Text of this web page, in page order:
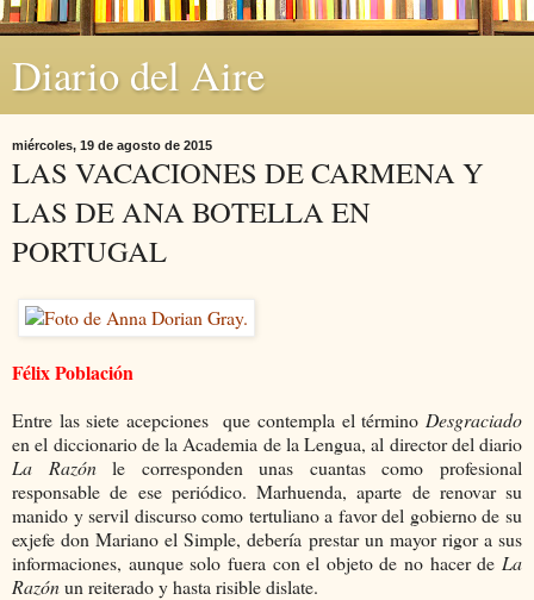
Diario del Aire
miércoles, 19 de agosto de 2015
LAS VACACIONES DE CARMENA Y
LAS DE ANA BOTELLA EN
PORTUGAL
Félix Población
Entre las siete acepciones que contempla el término Desgraciado
en el diccionario de la Academia de la Lengua, al director del diario
La Razónle corresponden unas cuantas como profesional
responsable de ese periódico. Marhuenda, aparte de renovar su
manido y servil discurso como tertuliano a favor del gobierno de su
exjefe don Mariano el Simple, debería prestar un mayor rigor a sus
informaciones, aunque solo fuera con el objeto de no hacer de La
Razónun reiterado y hasta risible dislate.